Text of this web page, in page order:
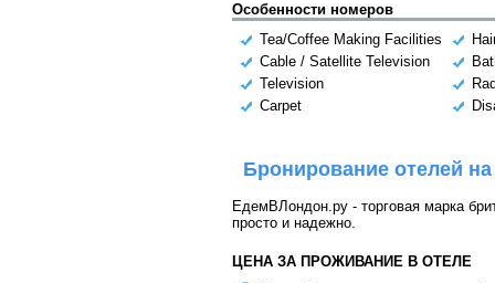
Особенности номеров
Tea/Coffee Making Facilities
Cable / Satellite Television
Television
Carpet
Бронирование отелей
ЕдемВЛондон.ру - торговая марка
просто и надежно.
ЦЕНА ЗА ПРОЖИВАНИЕ В ОТЕЛЕ